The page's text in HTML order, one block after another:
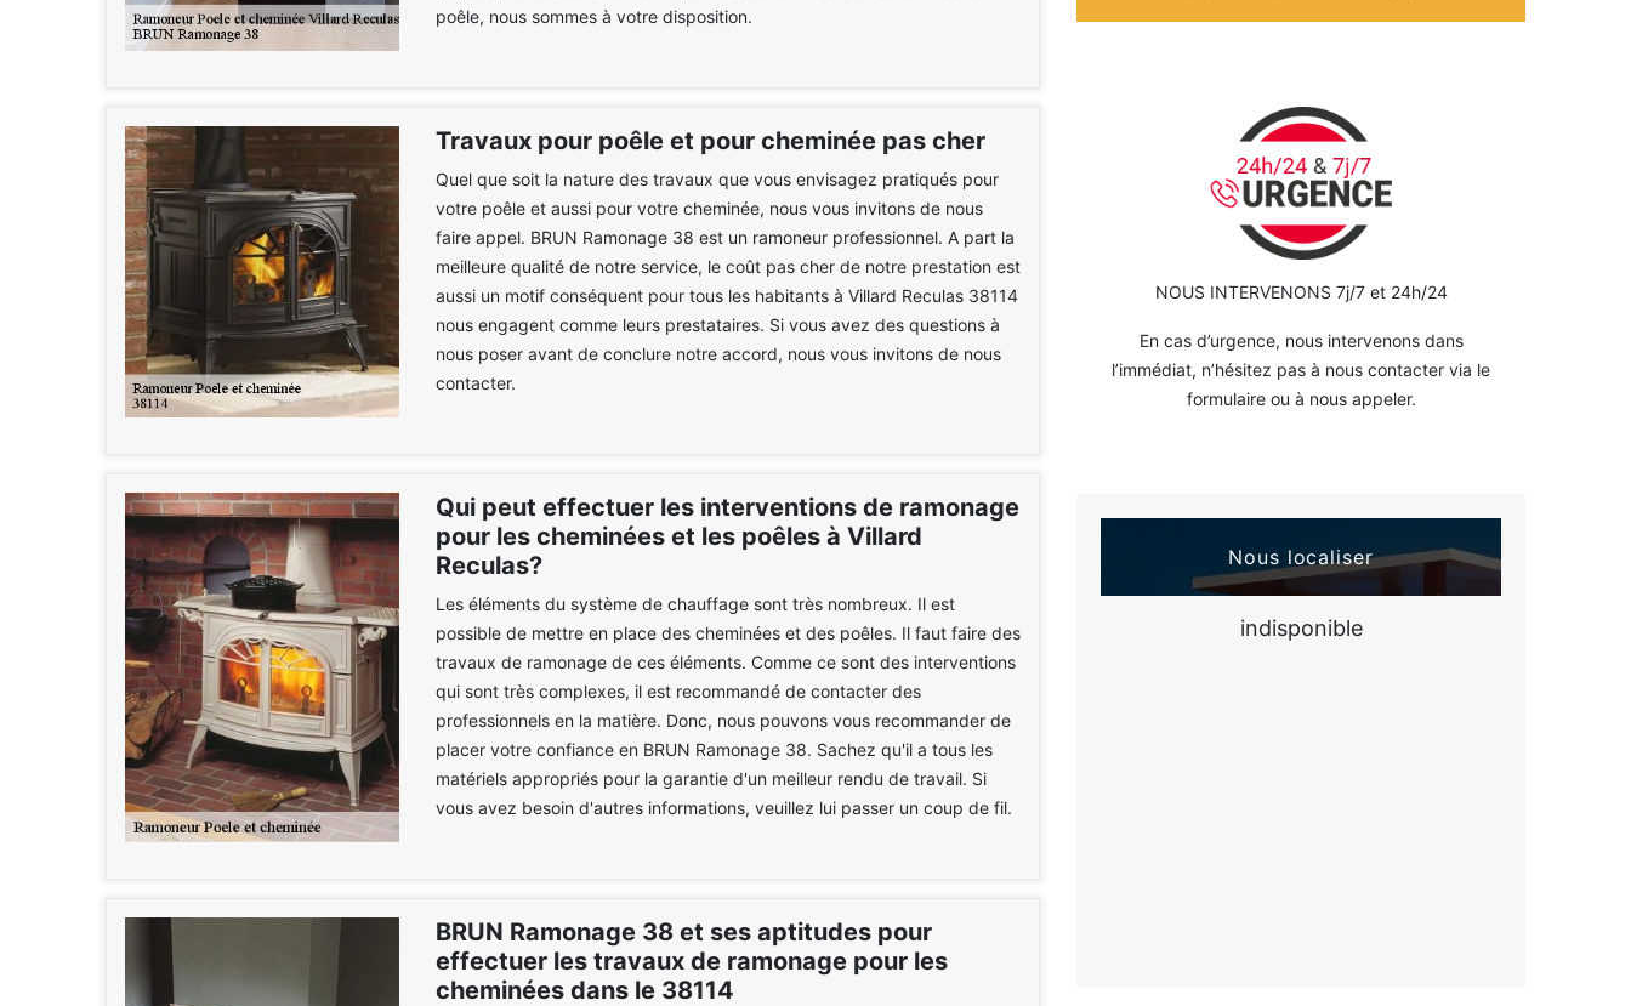
poêle, nous sommes à votre disposition.
Travaux pour poêle et pour cheminée pas cher
Quel que soit la nature des travaux que vous envisagez pratiqués pour
votre poêle et aussi pour votre cheminée, nous vous invitons de nous
faire appel. BRUN Ramonage 38 est un ramoneur professionnel. A part la
meilleure qualité de notre service, le coût pas cher de notre prestation est
aussi un motif conséquent pour tous les habitants à Villard Reculas 38114
nous engagent comme leurs prestataires. Si vous avez des questions à
nous poser avant de conclure notre accord, nous vous invitons de nous
contacter.
Qui peut effectuer les interventions de ramonage
pour les cheminées et les poêles à Villard
Reculas?
Les éléments du système de chauffage sont très nombreux. Il est
possible de mettre en place des cheminées et des poêles. Il faut faire des
travaux de ramonage de ces éléments. Comme ce sont des interventions
qui sont très complexes, il est recommandé de contacter des
professionnels en la matière. Donc, nous pouvons vous recommander de
placer votre confiance en BRUN Ramonage 38. Sachez qu'il a tous les
matériels appropriés pour la garantie d'un meilleur rendu de travail. Si
vous avez besoin d'autres informations, veuillez lui passer un coup de fil.
BRUN Ramonage 38 et ses aptitudes pour
effectuer les travaux de ramonage pour les
cheminées dans le 38114
NOUS INTERVENONS 7j/7 et 24h/24
En cas d’urgence, nous intervenons dans
l’immédiat, n’hésitez pas à nous contacter via le
formulaire ou à nous appeler.
Nous localiser
indisponible